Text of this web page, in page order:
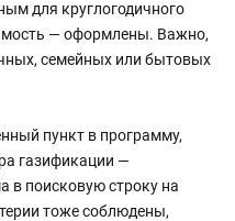
для круглогодичного
— оформлены. Важно,
семейных или бытовых
пункт в программу,
газификации —
в поисковую строку на
тоже соблюдены,